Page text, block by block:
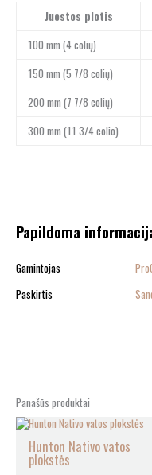
Juostos plotis
100 mm (4 colių)
150 mm (5 7/8 colių)
200 mm (7 7/8 colių)
300 mm (11 3/4 colio)
Papildoma
Gamintojas
Paskirtis
Panašūs produktai
Hunton Nativo vatos
plokstės